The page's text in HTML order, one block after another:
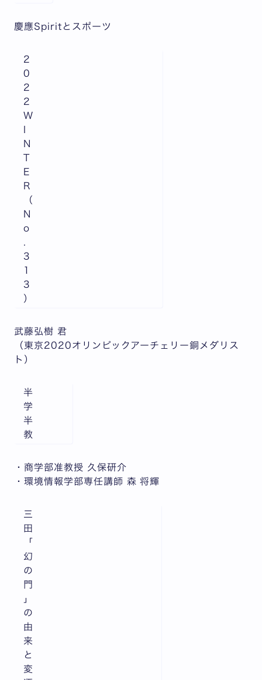
慶應Spiritとスポーツ
2
0
2
2
W
I
N
T
E
R
（
N
o
3
1
3
）
武藤弘樹 君
（東京2020オリンピックアーチェリー銅メダリス
ト）
半
学
半
教
・商学部准教授 久保研介
・環境情報学部専任講師 森 将輝
三
田
「
幻
の
門
」
の
由
来
と
変